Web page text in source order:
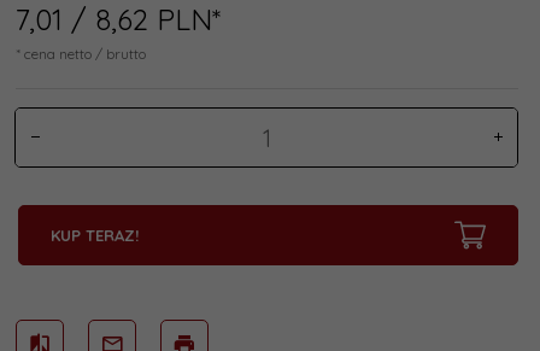
7,01 / 8,62 PLN*
* cena netto / brutto
KUP TERAZ!